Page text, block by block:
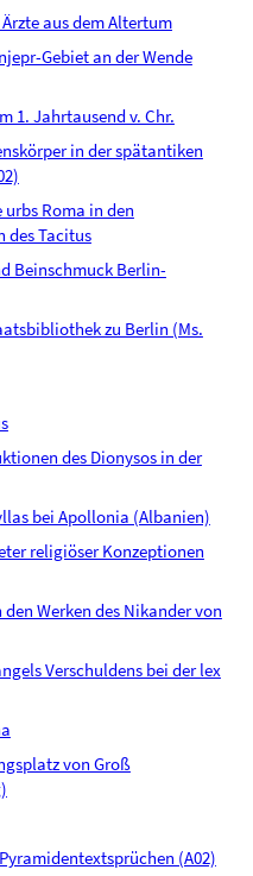
aus dem Altertum
Gebiet an der Wende
1. Jahrtausend v. Chr.
in der spätantiken
Roma in den
des Tacitus
Beinschmuck Berlin-
zu Berlin (Ms.
des Dionysos in der
bei Apollonia (Albanien)
religiöser Konzeptionen
Werken des Nikander von
Verschuldens bei der lex
von Groß
(A02)